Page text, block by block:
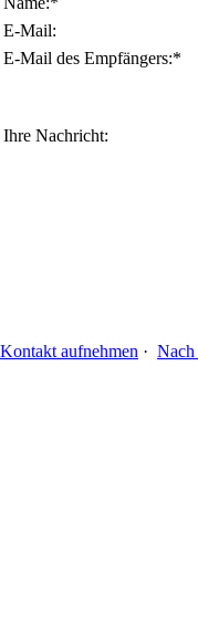
E-Mail:
E-Mail des
Ihre Nachricht:
Kontakt aufnehmen · Nach